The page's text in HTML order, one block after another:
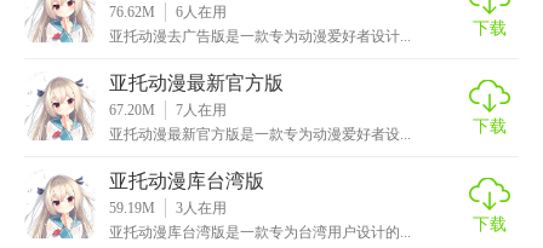
漫推荐服务。
【亚托动漫安卓版优势】
1. 用户体验：界面设计简洁大方，操作流程便捷流畅，为用
2. 更新速度：动漫资源更新速度快，确保用户能够及时观看
到最新的动漫作品。
76.62M 6人在用
亚托动漫去广告版是一款专为动漫爱好者设计...
下载
亚托动漫最新官方版
67.20M 7人在用
亚托动漫最新官方版是一款专为动漫爱好者设...
下载
亚托动漫库台湾版
59.19M 3人在用
亚托动漫库台湾版是一款专为台湾用户设计的...
下载